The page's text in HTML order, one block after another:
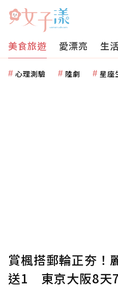
美食旅遊 愛漂亮 生
心理測驗 陸劇 星座
賞楓搭郵輪正夯！
送1 東京大阪8天